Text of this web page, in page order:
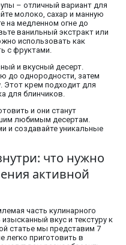
– отличный вариант для
молоко, сахар и манную
на медленном огне до
ванильный экстракт или
использовать как
с фруктами.
и вкусный десерт.
до однородности, затем
Этот крем подходит для
для блинчиков.
и они станут
любимым десертам.
и создавайте уникальные
что нужно
активной
часть кулинарного
вкус и текстуру к
статье мы представим 7
легко приготовить в